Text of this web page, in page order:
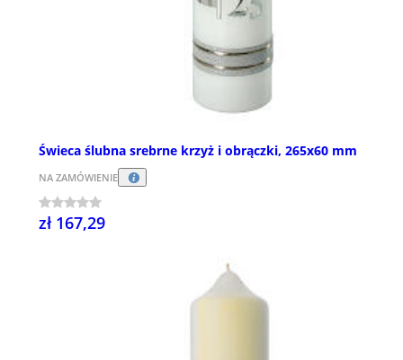
Świeca ślubna srebrne krzyż i obrączki, 265x60 mm
NA ZAMÓWIENIE
zł 167,29